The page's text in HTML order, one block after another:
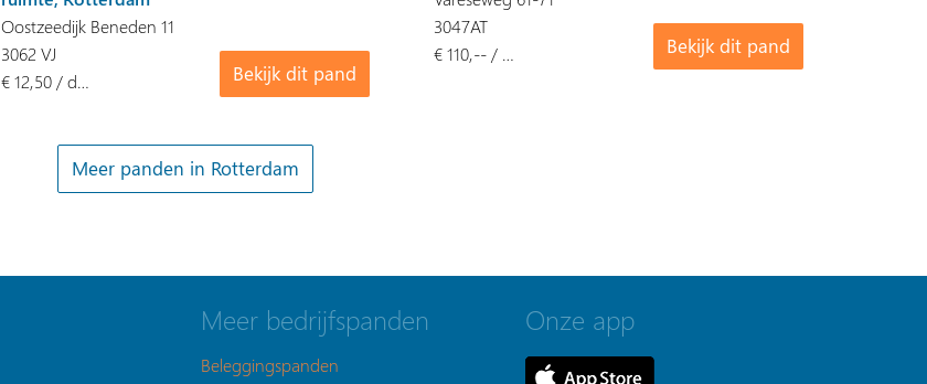
Oostzeedijk Beneden 11
Bekijk dit pand
3062 VJ
€ 12,50 / d…
Bekijk dit pand
3047AT
€ 110,-- / …
Meer panden in Rotterdam
Meer bedrijfspanden
Beleggingspanden
Onze app